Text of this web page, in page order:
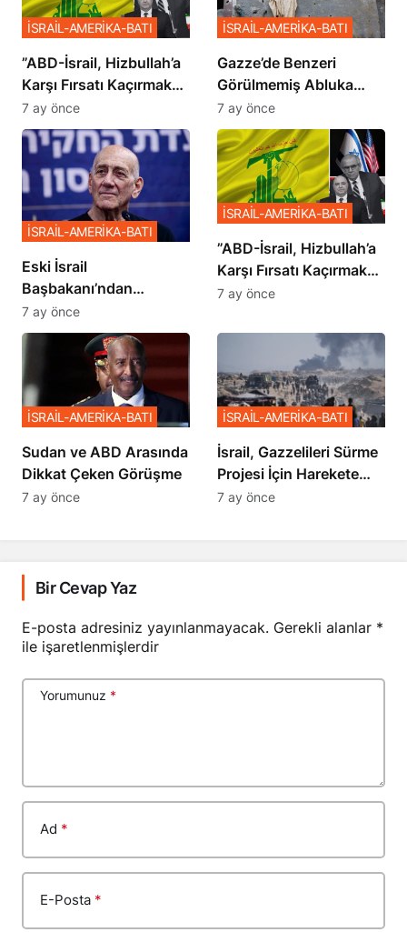
​​​​​​​”ABD-İsrail, Hizbullah’a
Karşı Fırsatı Kaçırmak
İstemiyor”
İSRAİL-AMERİKA-BATI
7 ay önce
​​​​​​​Gazze’de Benzeri
Görülmemiş Abluka
Planı
İSRAİL-AMERİKA-BATI
7 ay önce
Eski İsrail
Başbakanı’ndan
Netanyahu’ya Ağır
Sözler
İSRAİL-AMERİKA-BATI
7 ay önce
​​​​​​​”ABD-İsrail, Hizbullah’a
Karşı Fırsatı Kaçırmak
İstemiyor”
İSRAİL-AMERİKA-BATI
7 ay önce
Sudan ve ABD Arasında
Dikkat Çeken Görüşme
İSRAİL-AMERİKA-BATI
7 ay önce
İsrail, Gazzelileri Sürme
Projesi İçin Harekete
Geçti
İSRAİL-AMERİKA-BATI
7 ay önce
Bir Cevap Yaz
E-posta adresiniz yayınlanmayacak. Gerekli alanlar *
ile işaretlenmişlerdir
Yorumunuz *
Ad *
E-Posta *